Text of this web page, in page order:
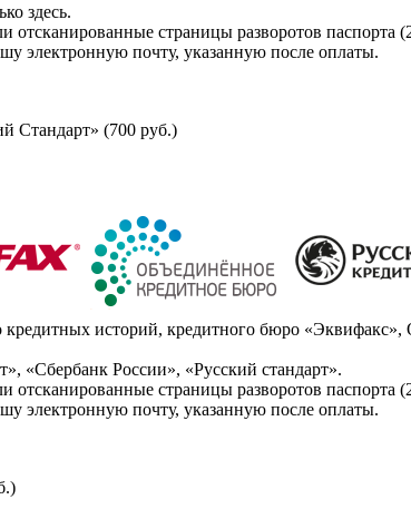
здесь.
отсканированные страницы разворотов паспорта
электронную почту, указанную после оплаты.
Стандарт» (700 руб.)
историй, кредитного бюро
«Сбербанк России», «Русский стандарт».
отсканированные страницы разворотов паспорта
электронную почту, указанную после оплаты.